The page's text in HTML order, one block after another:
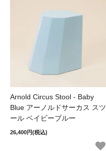
Arnold Circus Stool - Baby
Blue アーノルドサーカス スツ
ール ベイビーブルー
26,400円(税込)